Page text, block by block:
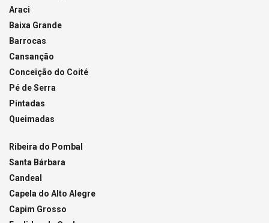
Araci
Baixa Grande
Barrocas
Cansanção
Conceição do Coité
Pé de Serra
Pintadas
Queimadas
Ribeira do Pombal
Santa Bárbara
Candeal
Capela do Alto Alegre
Capim Grosso